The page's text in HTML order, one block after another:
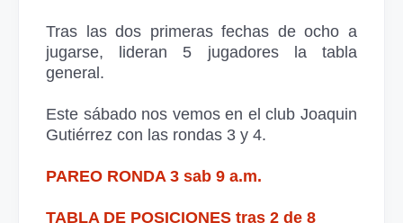
Tras las dos primeras fechas de ocho a
jugarse, lideran 5 jugadores la tabla
general.
Este sábado nos vemos en el club Joaquin
Gutiérrez con las rondas 3 y 4.
PAREO RONDA 3 sab 9 a.m.
TABLA DE POSICIONES tras 2 de 8